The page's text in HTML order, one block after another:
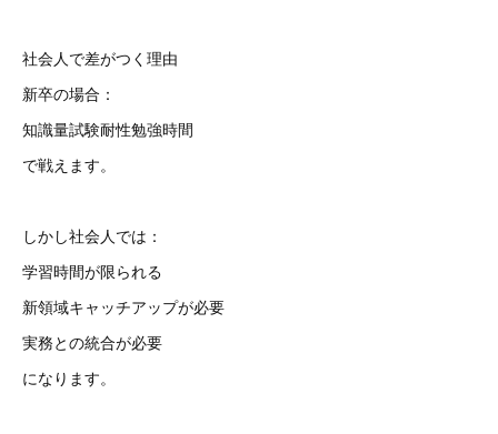
社会人で差がつく理由
新卒の場合：
知識量試験耐性勉強時間
で戦えます。
しかし社会人では：
学習時間が限られる
新領域キャッチアップが必要
実務との統合が必要
になります。